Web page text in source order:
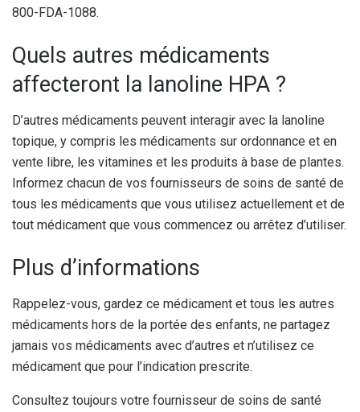
800-FDA-1088.
Quels autres médicaments
affecteront la lanoline HPA ?
D’autres médicaments peuvent interagir avec la lanoline
topique, y compris les médicaments sur ordonnance et en
vente libre, les vitamines et les produits à base de plantes.
Informez chacun de vos fournisseurs de soins de santé de
tous les médicaments que vous utilisez actuellement et de
tout médicament que vous commencez ou arrêtez d’utiliser.
Plus d’informations
Rappelez-vous, gardez ce médicament et tous les autres
médicaments hors de la portée des enfants, ne partagez
jamais vos médicaments avec d’autres et n’utilisez ce
médicament que pour l’indication prescrite.
Consultez toujours votre fournisseur de soins de santé